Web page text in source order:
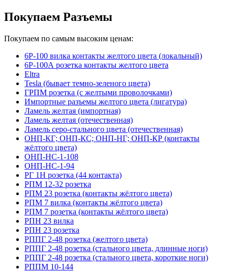
Покупаем Разъемы
Покупаем по самым высоким ценам:
6Р-100 вилка контакты желтого цвета (локальный)
6Р-100А розетка контакты желтого цвета
Eltra
Tesla (бывает темно-зеленого цвета)
ГРПМ розетка (с желтыми проволочками)
Импортные разъемы желтого цвета (лигатура)
Ламель желтая (импортная)
Ламель желтая (отечественная)
Ламель серо-стального цвета (отечественная)
ОНП-КГ; ОНП-КС; ОНП-НГ; ОНП-КР (контакты
жёлтого цвета)
ОНП-НС-1-108
ОНП-НС-1-94
РГ 1Н розетка (44 контакта)
РПМ 12-32 розетка
РПМ 23 розетка (контакты жёлтого цвета)
РПМ 7 вилка (контакты жёлтого цвета)
РПМ 7 розетка (контакты жёлтого цвета)
РПН 23 вилка
РПН 23 розетка
РППГ 2-48 розетка (желтого цвета)
РППГ 2-48 розетка (стального цвета, длинные ноги)
РППГ 2-48 розетка (стального цвета, короткие ноги)
РППМ 10-144